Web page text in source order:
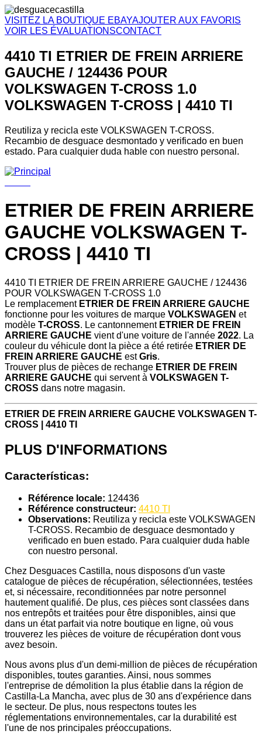
VISITEZ LA BOUTIQUE EBAYAJOUTER AUX FAVORIS
VOIR LES ÉVALUATIONSCONTACT
4410 TI ETRIER DE FREIN ARRIERE
GAUCHE / 124436 POUR
VOLKSWAGEN T-CROSS 1.0
VOLKSWAGEN T-CROSS | 4410 TI
Reutiliza y recicla este VOLKSWAGEN T-CROSS.
Recambio de desguace desmontado y verificado en buen
estado. Para cualquier duda hable con nuestro personal.
ETRIER DE FREIN ARRIERE
GAUCHE VOLKSWAGEN T-
CROSS | 4410 TI
4410 TI ETRIER DE FREIN ARRIERE GAUCHE / 124436
POUR VOLKSWAGEN T-CROSS 1.0
Le remplacement ETRIER DE FREIN ARRIERE GAUCHE
fonctionne pour les voitures de marque VOLKSWAGEN et
modèle T-CROSS. Le cantonnement ETRIER DE FREIN
ARRIERE GAUCHE vient d'une voiture de l'année 2022. La
couleur du véhicule dont la pièce a été retirée ETRIER DE
FREIN ARRIERE GAUCHE estGris.
Trouver plus de pièces de rechange ETRIER DE FREIN
ARRIERE GAUCHE qui servent à VOLKSWAGEN T-
CROSS dans notre magasin.
ETRIER DE FREIN ARRIERE GAUCHE VOLKSWAGEN T-
CROSS | 4410 TI
PLUS D'INFORMATIONS
Características:
Référence locale: 124436
Référence constructeur: 4410 TI
Observations: Reutiliza y recicla este VOLKSWAGEN
T-CROSS. Recambio de desguace desmontado y
verificado en buen estado. Para cualquier duda hable
con nuestro personal.
Chez Desguaces Castilla, nous disposons d'un vaste
catalogue de pièces de récupération, sélectionnées, testées
et, si nécessaire, reconditionnées par notre personnel
hautement qualifié. De plus, ces pièces sont classées dans
nos entrepôts et traitées pour être disponibles, ainsi que
dans un état parfait via notre boutique en ligne, où vous
trouverez les pièces de voiture de récupération dont vous
avez besoin.
Nous avons plus d'un demi-million de pièces de récupération
disponibles, toutes garanties. Ainsi, nous sommes
l'entreprise de démolition la plus établie dans la région de
Castilla-La Mancha, avec plus de 30 ans d'expérience dans
le secteur. De plus, nous respectons toutes les
réglementations environnementales, car la durabilité est
l'une de nos principales préoccupations.